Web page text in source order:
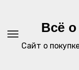
содержимомуВсё
Сайт о